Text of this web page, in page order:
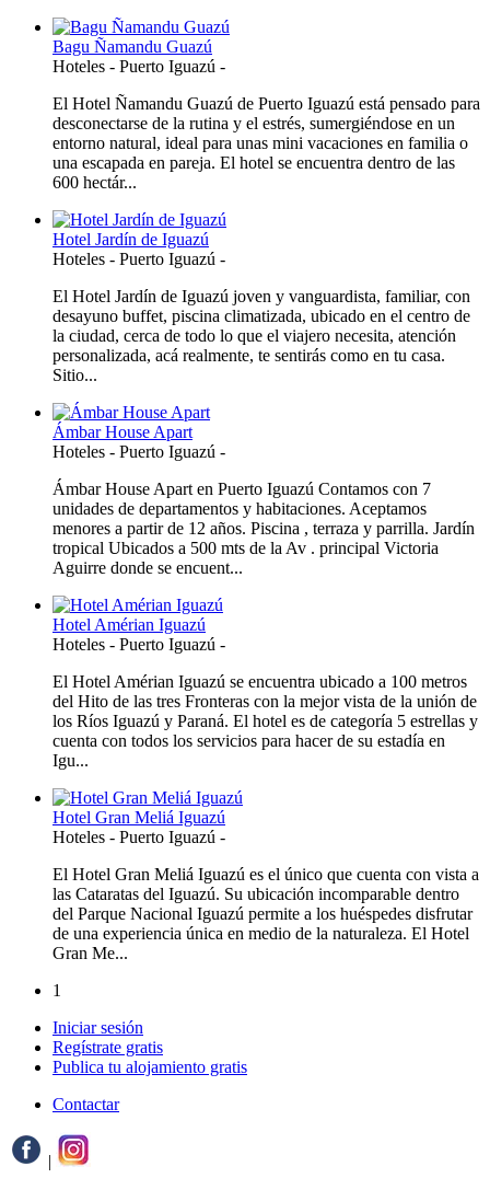
Bagu Ñamandu Guazú
Hoteles - Puerto Iguazú -
El Hotel Ñamandu Guazú de Puerto Iguazú está pensado para
desconectarse de la rutina y el estrés, sumergiéndose en un
entorno natural, ideal para unas mini vacaciones en familia o
una escapada en pareja. El hotel se encuentra dentro de las
600 hectár...
Hotel Jardín de Iguazú
Hoteles - Puerto Iguazú -
El Hotel Jardín de Iguazú joven y vanguardista, familiar, con
desayuno buffet, piscina climatizada, ubicado en el centro de
la ciudad, cerca de todo lo que el viajero necesita, atención
personalizada, acá realmente, te sentirás como en tu casa.
Sitio...
Ámbar House Apart
Hoteles - Puerto Iguazú -
Ámbar House Apart en Puerto Iguazú Contamos con 7
unidades de departamentos y habitaciones. Aceptamos
menores a partir de 12 años. Piscina , terraza y parrilla. Jardín
tropical Ubicados a 500 mts de la Av . principal Victoria
Aguirre donde se encuent...
Hotel Amérian Iguazú
Hoteles - Puerto Iguazú -
El Hotel Amérian Iguazú se encuentra ubicado a 100 metros
del Hito de las tres Fronteras con la mejor vista de la unión de
los Ríos Iguazú y Paraná. El hotel es de categoría 5 estrellas y
cuenta con todos los servicios para hacer de su estadía en
Igu...
Hotel Gran Meliá Iguazú
Hoteles - Puerto Iguazú -
El Hotel Gran Meliá Iguazú es el único que cuenta con vista a
las Cataratas del Iguazú. Su ubicación incomparable dentro
del Parque Nacional Iguazú permite a los huéspedes disfrutar
de una experiencia única en medio de la naturaleza. El Hotel
Gran Me...
1
Iniciar sesión
Regístrate gratis
Publica tu alojamiento gratis
Contactar
|